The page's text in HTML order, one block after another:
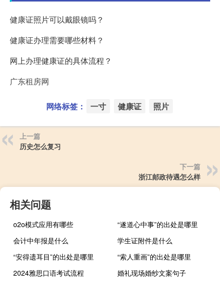
健康证照片可以戴眼镜吗？
健康证办理需要哪些材料？
网上办理健康证的具体流程？
广东租房网
网络标签： 一寸 健康证 照片
上一篇
历史怎么复习
下一篇
浙江邮政待遇怎么样
相关问题
o2o模式应用有哪些
“遂道心中事”的出处是哪里
会计中年报是什么
学生证附件是什么
“安得遗耳目”的出处是哪里
“索人重画”的出处是哪里
2024雅思口语考试流程
婚礼现场婚纱文案句子